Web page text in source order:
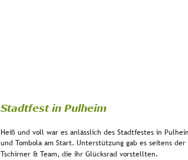
Stadtfest in Pulheim
Heiß und voll war es anlässlich des Stadtfestes in
und Tombola am Start. Unterstützung gab es seitens
Tschirner & Team, die ihr Glücksrad vorstellten.